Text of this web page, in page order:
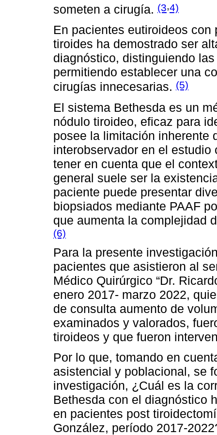
someten a cirugía. (3 4)
En pacientes eutiroideos
tiroides ha demostrado ser
diagnóstico, distinguiendo
permitiendo establecer una
cirugías innecesarias. (5)
El sistema Bethesda es un
nódulo tiroideo, eficaz para
posee la limitación inherente
interobservador en el
tener en cuenta que el
general suele ser la
paciente puede presentar
biopsiados mediante PAAF
que aumenta la complejidad
(6)
Para la presente
pacientes que asistieron al
Médico Quirúrgico “Dr.
enero 2017- marzo 2022,
de consulta aumento de
examinados y valorados,
tiroideos y que fueron
Por lo que, tomando en
asistencial y poblacional, se
investigación, ¿Cuál es la
Bethesda con el diagnóstico
en pacientes post
González, período 2017-